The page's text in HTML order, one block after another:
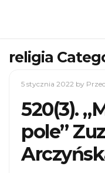
religia
5 stycznia 2022 by
520(3).
pole”